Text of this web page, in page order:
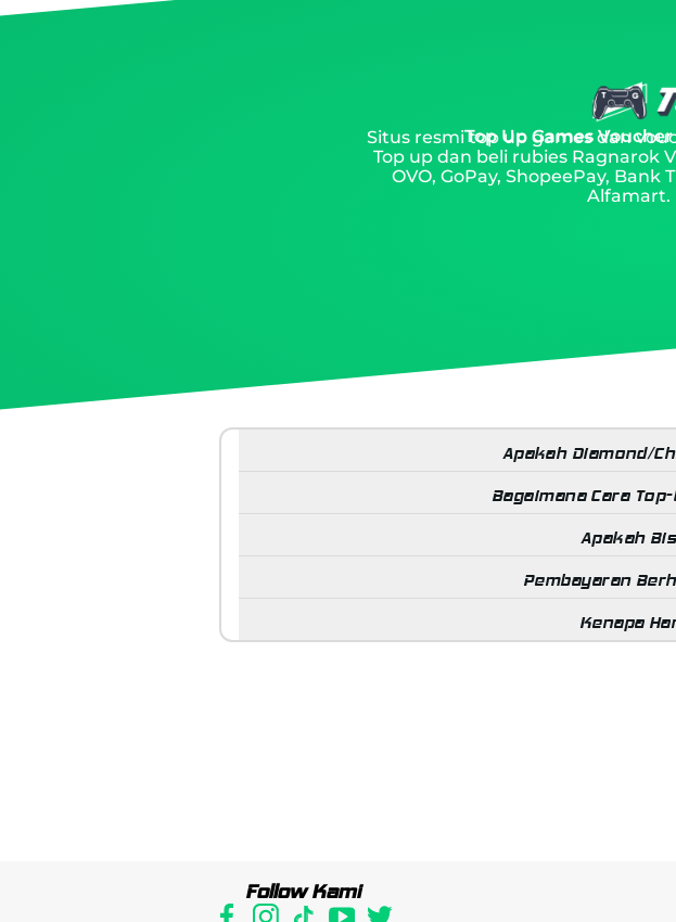
Top Up Games
Situs resmi top up games dan
Top up dan beli rubies Ragnarok
OVO, GoPay, ShopeePay, Bank
Alfamart.
Apakah Diamond/
Bagaimana Cara
Apakah
Pembayaran
Kenapa
Follow Kami